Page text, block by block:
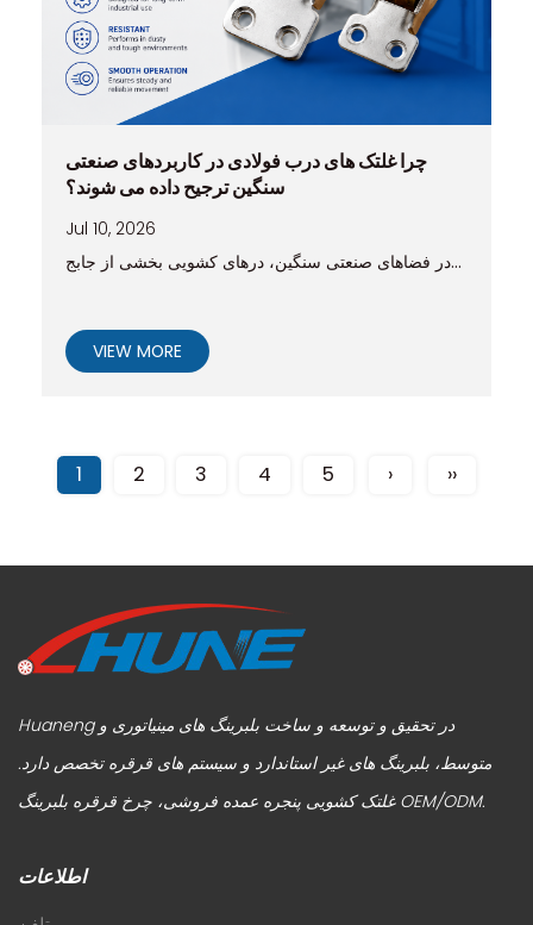
چرا غلتک های درب فولادی در کاربردهای صنعتی
سنگین ترجیح داده می شوند؟
Jul 10, 2026
در فضاهای صنعتی سنگین، درهای کشویی بخشی از جابج...
VIEW MORE
1 2 3 4 5 › ››
Huaneng در تحقیق و توسعه و ساخت بلبرینگ های مینیاتوری و
متوسط، بلبرینگ های غیر استاندارد و سیستم های قرقره تخصص دارد.
غلتک کشویی پنجره عمده فروشی، چرخ قرقره بلبرینگ OEM/ODM.
اطلاعات